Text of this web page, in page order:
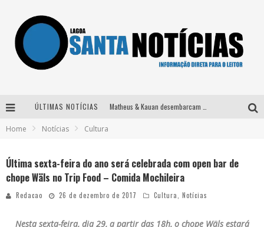
ÚLTIMAS NOTÍCIAS
Home Notícias Cultura
Última sexta-feira do ano será celebrada com open bar de
chope Wäls no Trip Food – Comida Mochileira
Redacao 26 de dezembro de 2017 Cultura Notícias
Nesta sexta-feira, dia 29, a partir das 18h, o chope Wäls estará